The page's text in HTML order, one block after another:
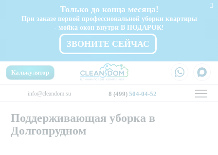
Только до конца месяца!
При заказе первой профессиональной уборки квартиры
- мойка окон внутри В ПОДАРОК!
ЗВОНИТЕ СЕЙЧАС
info@cleandom.su 8 (499) 504-04-52
Калькулятор
Поддерживающая уборка в
Долгопрудном